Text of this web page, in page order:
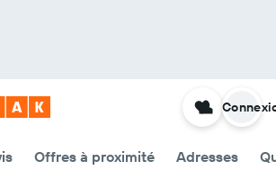
Offres à proximité Adresses